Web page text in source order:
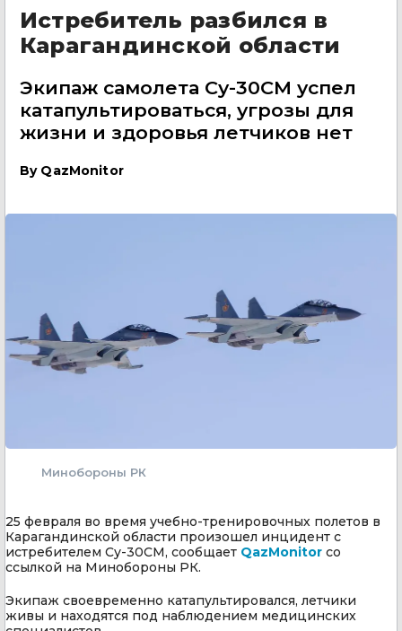
Истребитель разбился в
Карагандинской области
Экипаж самолета Су-30СМ успел
катапультироваться, угрозы для
жизни и здоровья летчиков нет
By QazMonitor
Минобороны РК
25 февраля во время учебно-тренировочных полетов в
Карагандинской области произошел инцидент с
истребителем Су-30СМ, сообщает QazMonitor со
ссылкой на Минобороны РК.
Экипаж своевременно катапультировался, летчики
живы и находятся под наблюдением медицинских